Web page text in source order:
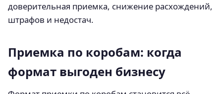
доверительная приемка, снижение расхождений,
штрафов и недостач.
Приемка по коробам: когда
формат выгоден бизнесу